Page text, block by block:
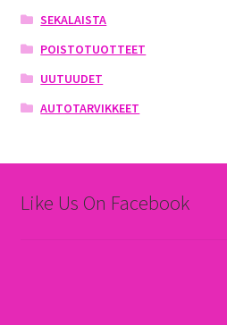
SEKALAISTA
POISTOTUOTTEET
UUTUUDET
AUTOTARVIKKEET
Like Us On Facebook